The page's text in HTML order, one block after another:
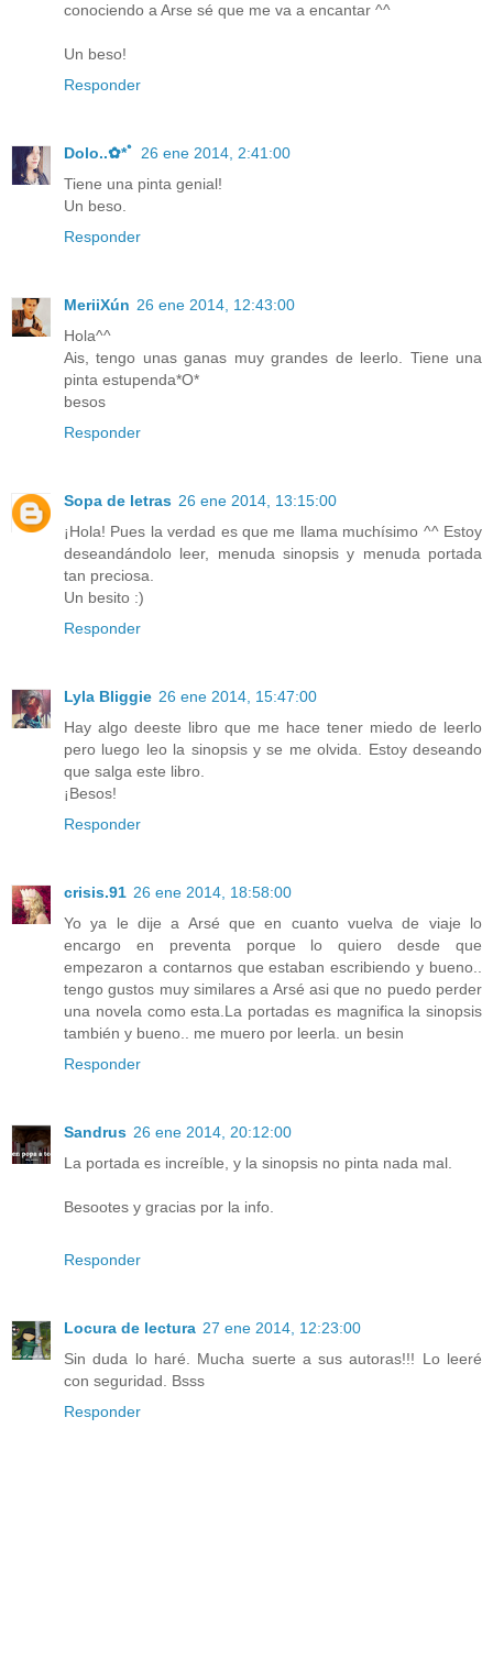
conociendo a Arse sé que me va a encantar ^^
Un beso!
Responder
Dolo..✿*ﾟ 26 ene 2014, 2:41:00
Tiene una pinta genial!
Un beso.
Responder
MeriiXún 26 ene 2014, 12:43:00
Hola^^
Ais, tengo unas ganas muy grandes de leerlo. Tiene una
pinta estupenda*O*
besos
Responder
Sopa de letras 26 ene 2014, 13:15:00
¡Hola! Pues la verdad es que me llama muchísimo ^^ Estoy
deseandándolo leer, menuda sinopsis y menuda portada
tan preciosa.
Un besito :)
Responder
Lyla Bliggie 26 ene 2014, 15:47:00
Hay algo deeste libro que me hace tener miedo de leerlo
pero luego leo la sinopsis y se me olvida. Estoy deseando
que salga este libro.
¡Besos!
Responder
crisis.91 26 ene 2014, 18:58:00
Yo ya le dije a Arsé que en cuanto vuelva de viaje lo
encargo en preventa porque lo quiero desde que
empezaron a contarnos que estaban escribiendo y bueno..
tengo gustos muy similares a Arsé asi que no puedo perder
una novela como esta.La portadas es magnifica la sinopsis
también y bueno.. me muero por leerla. un besin
Responder
Sandrus 26 ene 2014, 20:12:00
La portada es increíble, y la sinopsis no pinta nada mal.
Besootes y gracias por la info.
Responder
Locura de lectura 27 ene 2014, 12:23:00
Sin duda lo haré. Mucha suerte a sus autoras!!! Lo leeré
con seguridad. Bsss
Responder